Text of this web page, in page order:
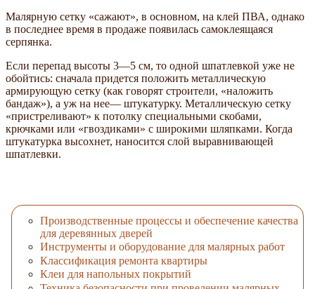
Малярную сетку «сажают», в основном, на клей ПВА, однако
в последнее время в продаже появилась самоклеящаяся
серпянка.
Если перепад высоты 3—5 см, то одной шпатлевкой уже не
обойтись: сначала придется положить металлическую
армирующую сетку (как говорят строители, «наложить
бандаж»), а уж на нее— штукатурку. Металлическую сетку
«пристреливают» к потолку специальными скобами,
крючками или «гвоздиками» с широкими шляпками. Когда
штукатурка высохнет, наносится слой выравнивающей
шпатлевки.
Производственные процессы и обеспечение качества
для деревянных дверей
Инструменты и оборудование для малярных работ
Классификация ремонта квартиры
Клеи для напольных покрытий